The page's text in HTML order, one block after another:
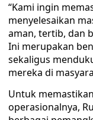
“Kami ingin
menyelesaikan
aman, tertib, dan
Ini merupakan
sekaligus
mereka di
Untuk
operasionalnya,